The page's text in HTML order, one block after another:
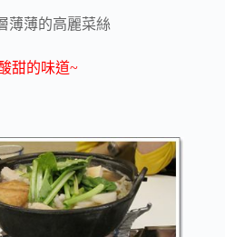
薄薄的高麗菜絲
甜的味道~